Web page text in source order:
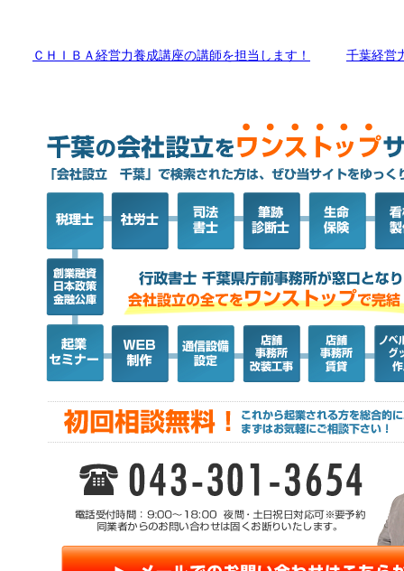
ＣＨＩＢＡ経営力養成講座の講師を担当します！ 千葉経営